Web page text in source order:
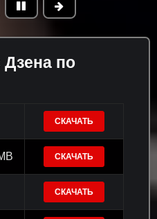
Дзена по
СКАЧАТЬ
СКАЧАТЬ
СКАЧАТЬ